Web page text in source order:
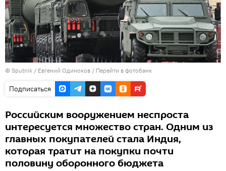
© Sputnik / Евгений Одиноков / Перейти в фотобанк
Подписаться
Российским вооружением неспроста
интересуется множество стран. Одним из
главных покупателей стала Индия,
которая тратит на покупки почти
половину оборонного бюджета